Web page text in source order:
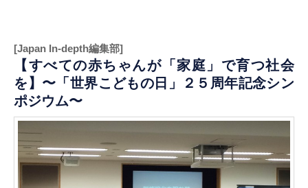
[Japan In-depth編集部]
【すべての赤ちゃんが「家庭」で育つ社会
を】〜「世界こどもの日」２５周年記念シン
ポジウム〜